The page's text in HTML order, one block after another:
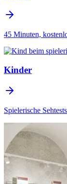
45 Minuten,
Kinder
Spielerische